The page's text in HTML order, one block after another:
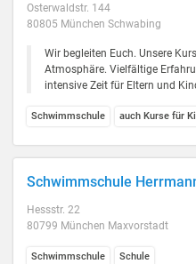
Osterwaldstr. 144
80805 München Schwabing
Wir begleiten Euch. Unsere
Atmosphäre. Vielfältige
intensive Zeit für Eltern und
Schwimmschule auch Kurse für
Schwimmschule
Hessstr. 22
80799 München Maxvorstadt
Schwimmschule Schule